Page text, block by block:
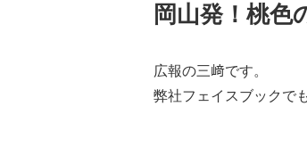
岡山発！桃色
広報の三﨑です。
弊社フェイスブックで